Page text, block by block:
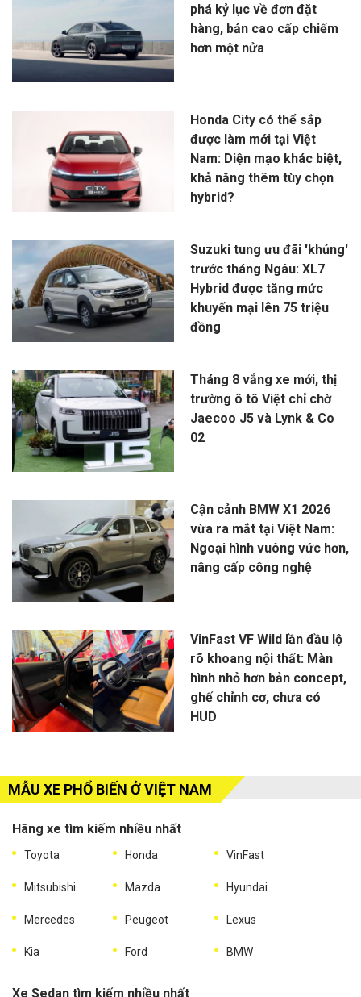
phá kỷ lục về đơn đặt
hàng, bản cao cấp chiếm
hơn một nửa
Honda City có thể sắp
được làm mới tại Việt
Nam: Diện mạo khác biệt,
khả năng thêm tùy chọn
hybrid?
Suzuki tung ưu đãi 'khủng'
trước tháng Ngâu: XL7
Hybrid được tăng mức
khuyến mại lên 75 triệu
đồng
Tháng 8 vắng xe mới, thị
trường ô tô Việt chỉ chờ
Jaecoo J5 và Lynk & Co
02
Cận cảnh BMW X1 2026
vừa ra mắt tại Việt Nam:
Ngoại hình vuông vức hơn,
nâng cấp công nghệ
VinFast VF Wild lần đầu lộ
rõ khoang nội thất: Màn
hình nhỏ hơn bản concept,
ghế chỉnh cơ, chưa có
HUD
MẪU XE PHỔ BIẾN Ở VIỆT NAM
Hãng xe tìm kiếm nhiều nhất
Toyota Honda VinFast
Mitsubishi Mazda Hyundai
Mercedes Peugeot Lexus
Kia Ford BMW
Xe Sedan tìm kiếm nhiều nhất